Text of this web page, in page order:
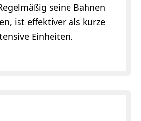
seine Bahnen
ist effektiver als kurze
Einheiten.